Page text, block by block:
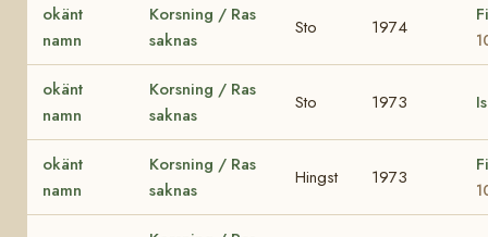
okänt
namn
Korsning / Ras
saknas
Sto 1974
okänt
namn
Korsning / Ras
saknas
Sto 1973
okänt
namn
Korsning / Ras
saknas
Hingst 1973